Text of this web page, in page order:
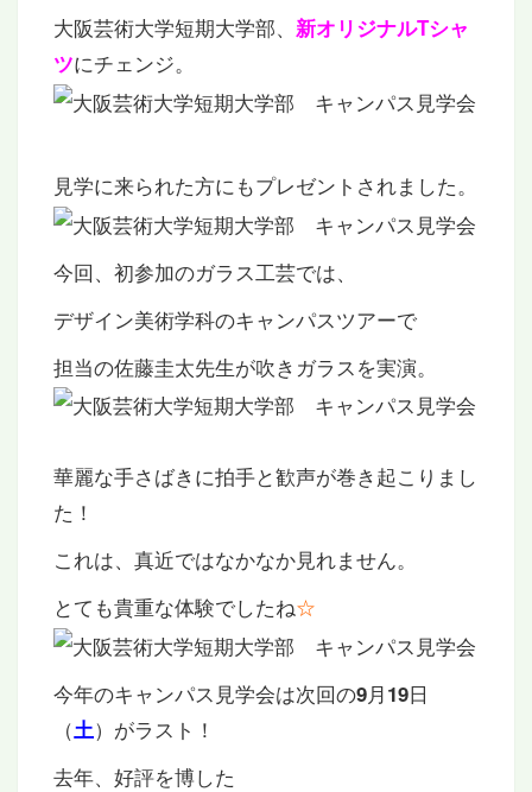
大阪芸術大学短期大学部、 新オリジナルTシャ
ツにチェンジ。
見学に来られた方にもプレゼントされました。
今回、初参加のガラス工芸では、
デザイン美術学科のキャンパスツアーで
担当の佐藤圭太先生が吹きガラスを実演。
華麗な手さばきに拍手と歓声が巻き起こりまし
た！
これは、真近ではなかなか見れません。
とても貴重な体験でしたね☆
今年のキャンパス見学会は次回の9月19日
（土）がラスト！
去年、好評を博した